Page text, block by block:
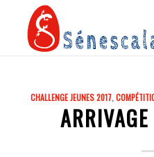
CHALLENGE JEUNES 2017,